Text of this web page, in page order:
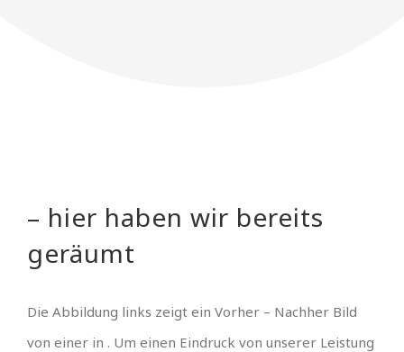
– hier haben wir bereits
geräumt
Die Abbildung links zeigt ein Vorher – Nachher Bild
von einer in . Um einen Eindruck von unserer Leistung